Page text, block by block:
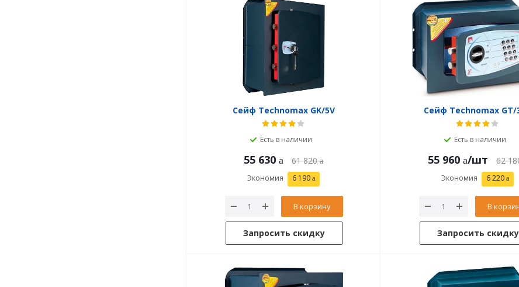
Сейф Technomax GK/5V
Есть в наличии
55 630 61 820
Экономия 6 190
В корзину
Запросить скидку
Сейф Technomax GT/
Есть в наличии
55 960 /шт 62
Экономия 6 220
В
Запросить скидку